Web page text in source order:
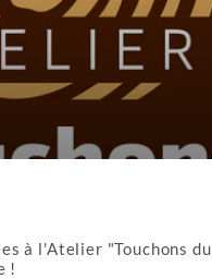
spécifiques :
de nos scies à guichet.
les lames de rechange.
à l'Atelier "Touchons du
!